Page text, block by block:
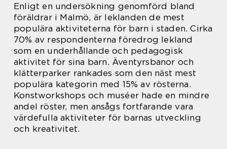
Enligt en undersökning genomförd bland
föräldrar i Malmö, är leklanden de mest
populära aktiviteterna för barn i staden. Cirka
70% av respondenterna föredrog lekland
som en underhållande och pedagogisk
aktivitet för sina barn. Äventyrsbanor och
klätterparker rankades som den näst mest
populära kategorin med 15% av rösterna.
Konstworkshops och muséer hade en mindre
andel röster, men ansågs fortfarande vara
värdefulla aktiviteter för barnas utveckling
och kreativitet.